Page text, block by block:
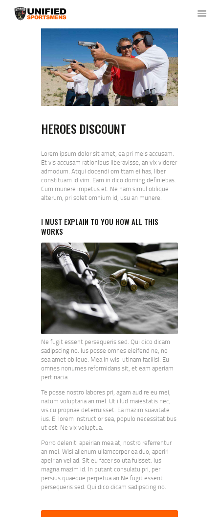
HOME
ABOUT US
NEWS & RULES
EVENT CALENDAR
CONTACT US
MEMBERS LOGIN
HEROES DISCOUNT
Lorem ipsum dolor sit amet, ea pri meis accusam.
Et vis accusam rationibus liberavisse, an vix viderer
admodum. Atqui docendi omittam ei has, liber
constituam id vim. Eam in dico doming definiebas.
Cum munere impetus et. Ne nam simul oblique
alterum, pri solet omnium id, usu an munere.
I MUST EXPLAIN TO YOU HOW ALL THIS
WORKS
Ne fugit essent persequeris sed. Qui dico dicam
sadipscing no. Ius posse omnes eleifend ne, no
sea amet oblique. Mea in wisi utinam facilisi. Eu
omnes nonumes reformidans sit, et eam aperiam
pertinacia.
Te posse nostro labores pri, agam audire eu mei,
natum voluptaria an mel. Ut illud maiestatis nec,
vis cu propriae deterruisset. Ea mazim suavitate
ius. Ei lorem instructior sea, populo necessitatibus
ut est. Ne vix voluptua.
Porro deleniti apeirian mea at, nostro referrentur
an mei. Wisi alienum ullamcorper ea duo, aperiri
apeirian vel ad. Sit eu facer soluta fuisset. Ius
magna mazim id. In putant consulatu pri, per
persius quaeque perpetua an.Ne fugit essent
persequeris sed. Qui dico dicam sadipscing no.